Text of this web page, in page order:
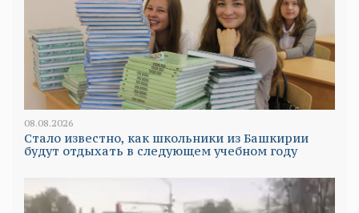
08.08.2026
Стало известно, как школьники из Башкирии
будут отдыхать в следующем учебном году